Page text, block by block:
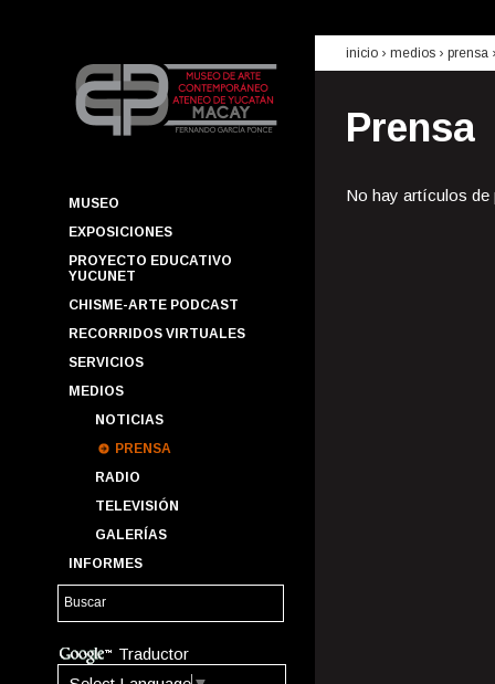
MUSEO
EXPOSICIONES
PROYECTO EDUCATIVO
YUCUNET
CHISME-ARTE PODCAST
RECORRIDOS VIRTUALES
SERVICIOS
MEDIOS
NOTICIAS
PRENSA
RADIO
TELEVISIÓN
GALERÍAS
INFORMES
Traductor
inicio › medios › prensa
Prensa
No hay artículos de